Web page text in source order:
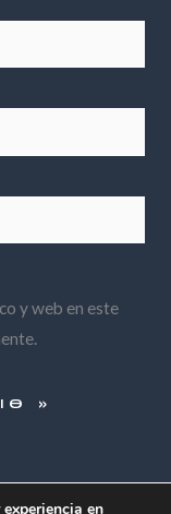
y web en este
en